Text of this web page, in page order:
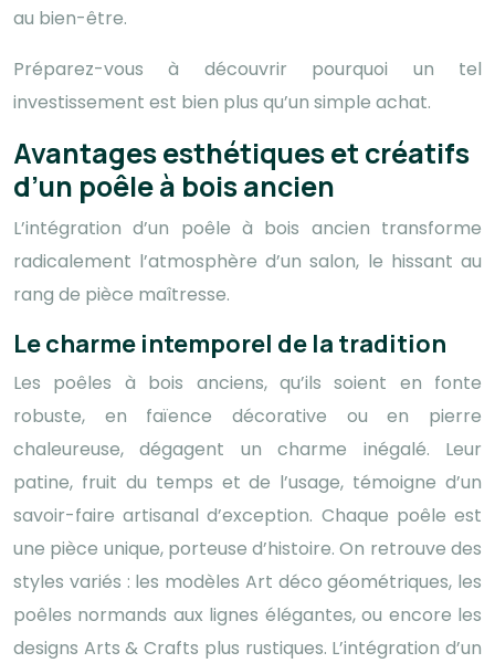
au bien-être.
Préparez-vous à découvrir pourquoi un tel
investissement est bien plus qu’un simple achat.
Avantages esthétiques et créatifs
d’un poêle à bois ancien
L’intégration d’un poêle à bois ancien transforme
radicalement l’atmosphère d’un salon, le hissant au
rang de pièce maîtresse.
Le charme intemporel de la tradition
Les poêles à bois anciens, qu’ils soient en fonte
robuste, en faïence décorative ou en pierre
chaleureuse, dégagent un charme inégalé. Leur
patine, fruit du temps et de l’usage, témoigne d’un
savoir-faire artisanal d’exception. Chaque poêle est
une pièce unique, porteuse d’histoire. On retrouve des
styles variés : les modèles Art déco géométriques, les
poêles normands aux lignes élégantes, ou encore les
designs Arts & Crafts plus rustiques. L’intégration d’un